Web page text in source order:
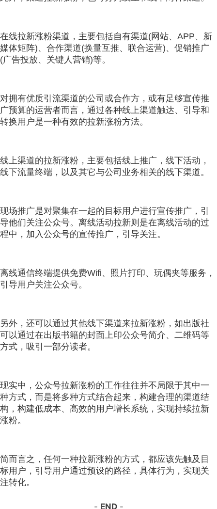
在线拉新涨粉渠道，主要包括自有渠道(网站、APP、新
媒体矩阵)、合作渠道(换量互推、联合运营)、促销推广
(广告投放、关键人营销)等。
对拥有优质引流渠道的公司或合作方，或有足够宣传推
广预算的运营者而言，通过各种线上渠道触达、引导和
转换用户是一种有效的拉新涨粉方法。
线上渠道的拉新涨粉，主要包括线上推广，线下活动，
线下流量终端，以及其它与公司业务相关的线下渠道。
现场推广是对聚集在一起的目标用户进行宣传推广，引
导他们关注公众号。离线活动拉新则是在离线活动的过
程中，加入公众号的宣传推广，引导关注。
离线通信终端提供免费Wifi、照片打印、玩偶夹等服务，
引导用户关注公众号。
另外，还可以通过其他线下渠道来拉新涨粉，如出版社
可以通过在出版书籍的封面上印公众号简介、二维码等
方式，吸引一部分读者。
现实中，公众号拉新涨粉的工作往往并不局限于其中一
种方式，而是将多种方式结合起来，构建合理的渠道结
构，构建低成本、高效的用户增长系统，实现持续拉新
涨粉。
简而言之，任何一种拉新涨粉的方式，都应该先触及目
标用户，引导用户通过预设的路径，具体行为，实现关
注转化。
- END-